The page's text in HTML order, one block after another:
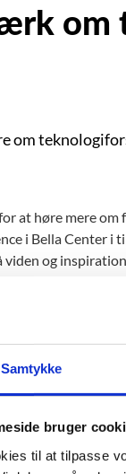
Samtykke
bruger
til at tilpasse
om
om
at høre mere
i Bella Center
viden og
for at gå i
her
(pdf)
et begrænset
kan det blive